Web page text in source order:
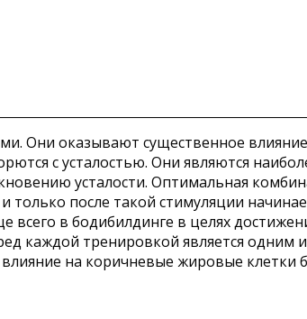
Они оказывают существенное
с усталостью. Они являются
усталости. Оптимальная
только после такой стимуляции
всего в бодибилдинге в целях
каждой тренировкой является
влияние на коричневые жировые